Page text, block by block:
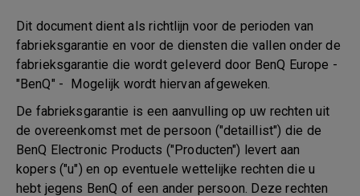
Dit document dient als richtlijn voor de perioden van
fabrieksgarantie en voor de diensten die vallen onder de
fabrieksgarantie die wordt geleverd door BenQ Europe -
"BenQ" - Mogelijk wordt hiervan afgeweken.
De fabrieksgarantie is een aanvulling op uw rechten uit
de overeenkomst met de persoon ("detaillist") die de
BenQ Electronic Products ("Producten") levert aan
kopers ("u") en op eventuele wettelijke rechten die u
hebt jegens BenQ of een ander persoon. Deze rechten